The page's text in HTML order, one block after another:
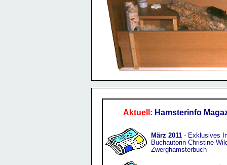
Aktuell: Hamsterinfo
März 2011 - Exklusives
Buchautorin Christine
Zwerghamsterbuch